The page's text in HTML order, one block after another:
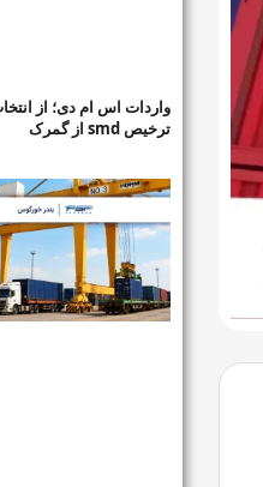
واردات اس ام دی؛ از
ترخیص smd از گمرک